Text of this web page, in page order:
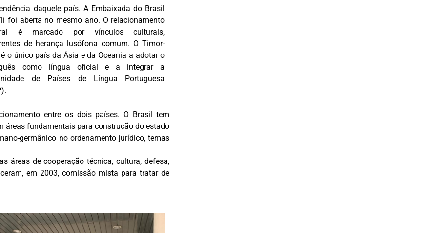
daquele país. A Embaixada do Brasil
foi aberta no mesmo ano. O relacionamento
é marcado por vínculos culturais,
de herança lusófona comum. O Timor-
o único país da Ásia e da Oceania a adotar o
como língua oficial e a integrar a
de Países de Língua Portuguesa
entre os dois países. O Brasil tem
áreas fundamentais para construção do estado
germânico no ordenamento jurídico, temas
áreas de cooperação técnica, cultura, defesa,
em 2003, comissão mista para tratar de